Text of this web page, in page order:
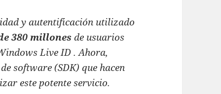
y autentificación utilizado
380 millonesde usuarios
Live ID . Ahora,
software (SDK) que hacen
este potente servicio.